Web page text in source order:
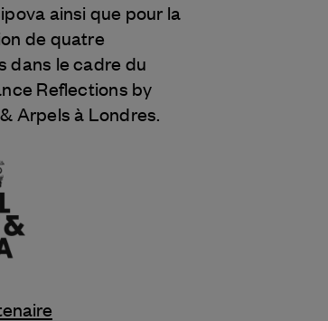
ainsi que pour la
de quatre
dans le cadre du
Reflections by
Arpels à Londres.